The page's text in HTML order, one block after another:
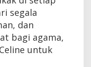
segala
dan
bagi agama,
untuk